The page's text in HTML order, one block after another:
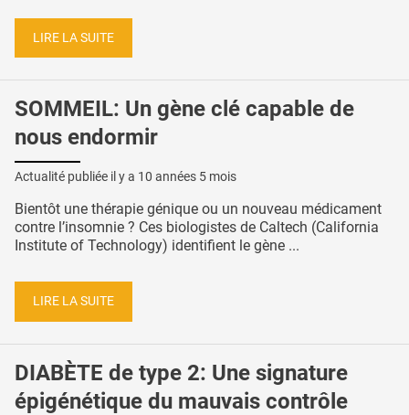
LIRE LA SUITE
SOMMEIL: Un gène clé capable de
nous endormir
Actualité publiée il y a 10 années 5 mois
Bientôt une thérapie génique ou un nouveau médicament
contre l’insomnie ? Ces biologistes de Caltech (California
Institute of Technology) identifient le gène ...
LIRE LA SUITE
DIABÈTE de type 2: Une signature
épigénétique du mauvais contrôle